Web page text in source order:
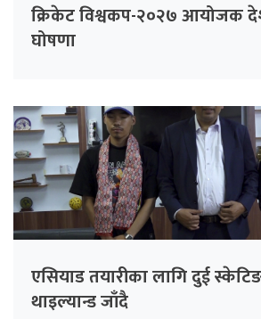
क्रिकेट विश्वकप-२०२७ आयोजक
घोषणा
एसियाड तयारीका लागि दुई
थाइल्यान्ड जाँदै